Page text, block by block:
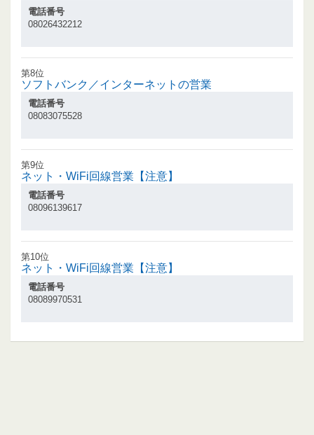
電話番号
08026432212
第8位
ソフトバンク／インターネットの営業
電話番号
08083075528
第9位
ネット・WiFi回線営業【注意】
電話番号
08096139617
第10位
ネット・WiFi回線営業【注意】
電話番号
08089970531